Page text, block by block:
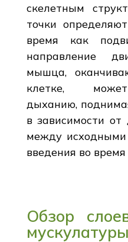
скелетным
точки
время как
направление
мышца,
клетке, может
дыханию,
в зависимости
между
введения во
Обзор